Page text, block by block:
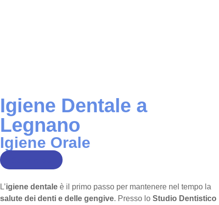
Igiene Dentale a
Legnano
Igiene Orale
L’igiene dentale è il primo passo per mantenere nel tempo la
salute dei denti e delle gengive. Presso lo Studio Dentistico